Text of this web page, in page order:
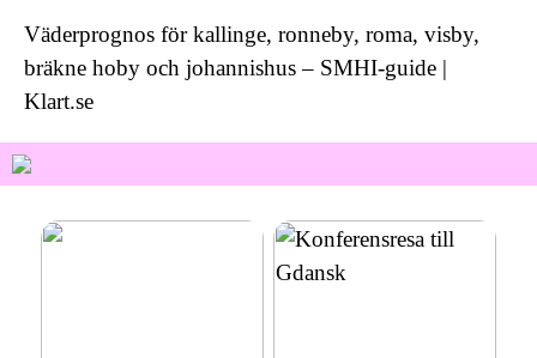
Väderprognos för kallinge, ronneby, roma, visby,
bräkne hoby och johannishus – SMHI-guide |
Klart.se